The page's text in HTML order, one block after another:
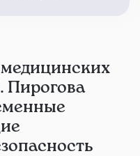
Пирогова